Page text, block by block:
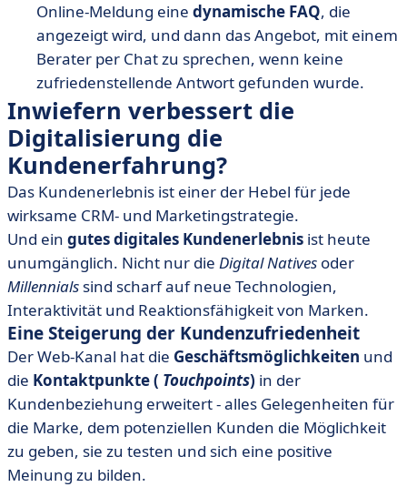
Online-Meldung eine dynamische FAQ, die
angezeigt wird, und dann das Angebot, mit einem
Berater per Chat zu sprechen, wenn keine
zufriedenstellende Antwort gefunden wurde.
Inwiefern verbessert die
Digitalisierung die
Kundenerfahrung?
Das Kundenerlebnis ist einer der Hebel für jede
wirksame CRM- und Marketingstrategie.
Und ein gutes digitales Kundenerlebnis ist heute
unumgänglich. Nicht nur die Digital Natives oder
Millennials sind scharf auf neue Technologien,
Interaktivität und Reaktionsfähigkeit von Marken.
Eine Steigerung der Kundenzufriedenheit
Der Web-Kanal hat die Geschäftsmöglichkeiten und
die Kontaktpunkte ( Touchpoints) in der
Kundenbeziehung erweitert - alles Gelegenheiten für
die Marke, dem potenziellen Kunden die Möglichkeit
zu geben, sie zu testen und sich eine positive
Meinung zu bilden.